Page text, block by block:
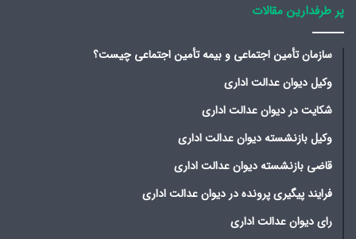
پر طرفدارین مقالات
سازمان تأمین اجتماعی و بیمه تأمین اجتماعی چیست؟
وکیل دیوان عدالت اداری
شکایت در دیوان عدالت اداری
وکیل بازنشسته دیوان عدالت اداری
قاضی بازنشسته دیوان عدالت اداری
فرایند پیگیری پرونده در دیوان عدالت اداری
رای دیوان عدالت اداری